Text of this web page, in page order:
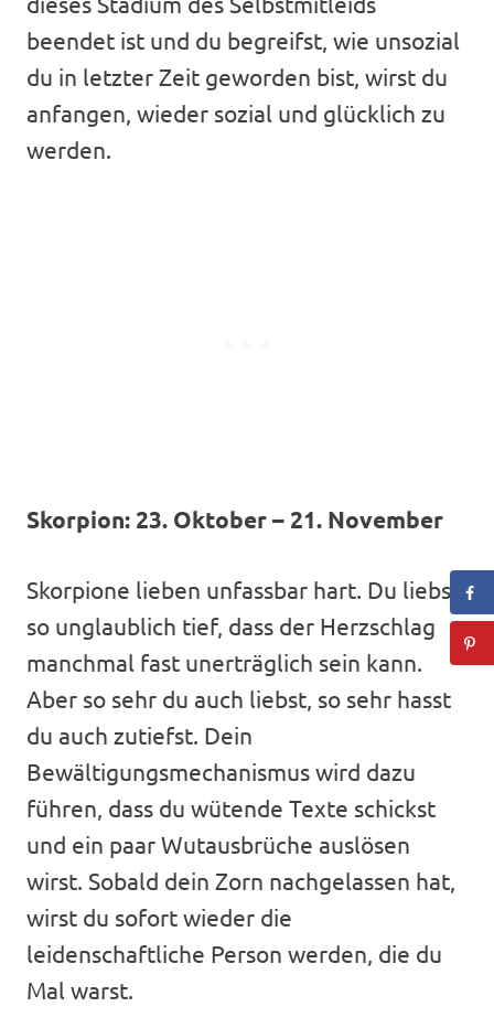
beendet ist und du begreifst, wie unsozial
du in letzter Zeit geworden bist, wirst du
anfangen, wieder sozial und glücklich zu
werden.
Skorpion: 23. Oktober – 21. November
Skorpione lieben unfassbar hart. Du liebst
so unglaublich tief, dass der Herzschlag
manchmal fast unerträglich sein kann.
Aber so sehr du auch liebst, so sehr hasst
du auch zutiefst. Dein
Bewältigungsmechanismus wird dazu
führen, dass du wütende Texte schickst
und ein paar Wutausbrüche auslösen
wirst. Sobald dein Zorn nachgelassen hat,
wirst du sofort wieder die
leidenschaftliche Person werden, die du
Mal warst.